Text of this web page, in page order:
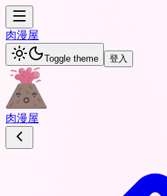
肉漫屋
Toggle theme 登入
肉漫屋